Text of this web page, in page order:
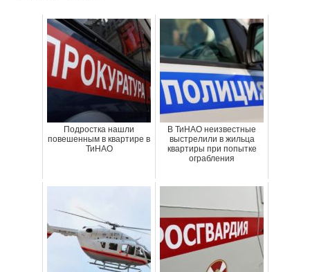
Подростка нашли
повешенным в квартире в
ТиНАО
В ТиНАО неизвестные
выстрелили в жильца
квартиры при попытке
ограбления